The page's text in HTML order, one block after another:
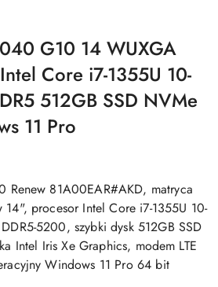
G10 14 WUXGA
Core i7-1355U 10-
512GB SSD NVMe
11 Pro
Renew 81A00EAR#AKD, matryca
14", procesor Intel Core i7-1355U 10-
5200, szybki dysk 512GB SSD
Intel Iris Xe Graphics, modem LTE
Windows 11 Pro 64 bit